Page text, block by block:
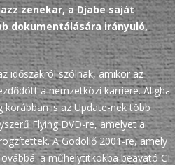
zenekar, a Djabe saját
dokumentálására irányuló,
időszakról szólnak, amikor az
a nemzetközi karriere. Aligha
korábban is az Update-nek több
Flying DVD-re, amelyet a
A Gödöllő 2001-re, amely
a műhelytitkokba beavató CD